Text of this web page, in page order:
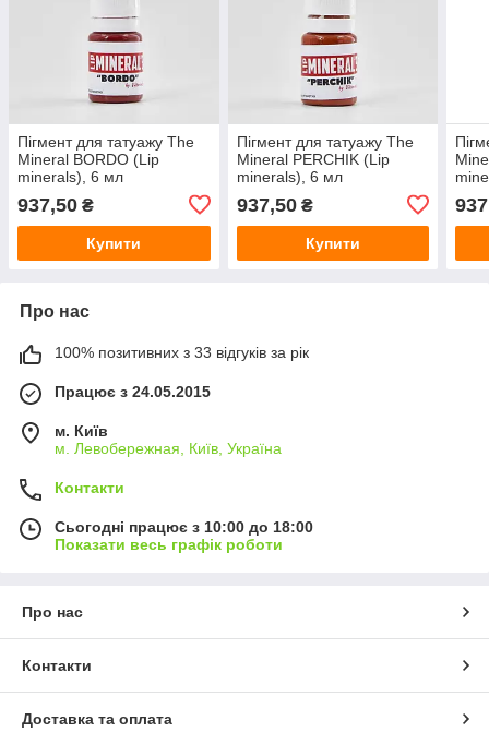
Пігмент для татуажу The
Mineral BORDO (Lip
minerals), 6 мл
937,50 ₴
Купити
Пігмент для татуажу The
Mineral PERCHIK (Lip
minerals), 6 мл
937,50₴
Купити
Про нас
100% позитивних з 33 відгуків за рік
Працює з 24.05.2015
м. Київ
м. Левобережная, Київ, Україна
Контакти
Сьогодні працює з 10:00 до 18:00
Показати весь графік роботи
Про нас
Контакти
Доставка та оплата